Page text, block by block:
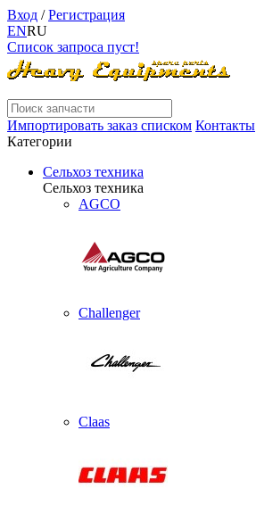
Вход /Регистрация
ENRU
Список запроса пуст!
Импортировать заказ списком Контакты
Категории
Сельхоз техника
Сельхоз техника
AGCO
Challenger
Claas